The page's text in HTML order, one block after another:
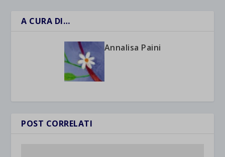
A CURA DI…
Annalisa Paini
POST CORRELATI